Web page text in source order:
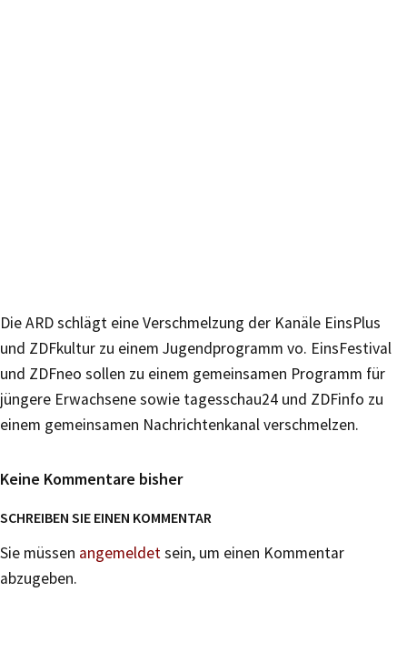
Die ARD schlägt eine Verschmelzung der Kanäle EinsPlus
und ZDFkultur zu einem Jugendprogramm vo. EinsFestival
und ZDFneo sollen zu einem gemeinsamen Programm für
jüngere Erwachsene sowie tagesschau24 und ZDFinfo zu
einem gemeinsamen Nachrichtenkanal verschmelzen.
Keine Kommentare bisher
SCHREIBEN SIE EINEN KOMMENTAR
Sie müssen angemeldetsein, um einen Kommentar
abzugeben.